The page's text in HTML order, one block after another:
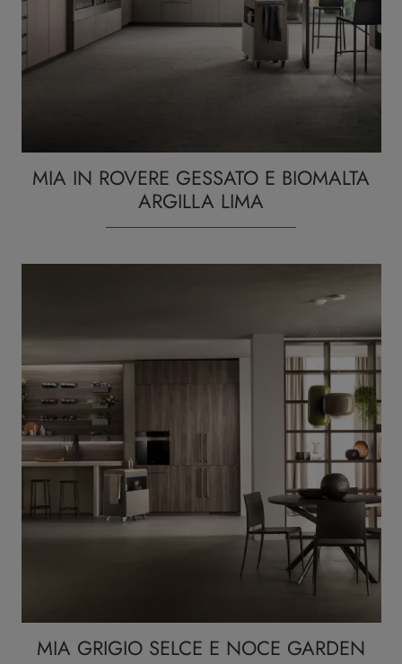
MIA IN ROVERE GESSATO E BIOMALTA
ARGILLA LIMA
MIA GRIGIO SELCE E NOCE GARDEN